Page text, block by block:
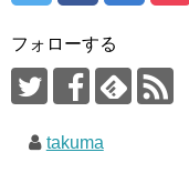
フォローする
takuma